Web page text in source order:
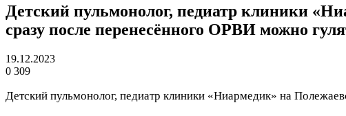
Детский пульмонолог, педиатр клиники
сразу после перенесённого ОРВИ можно
19.12.2023
0 309
Детский пульмонолог, педиатр клиники «Ниармедик» на